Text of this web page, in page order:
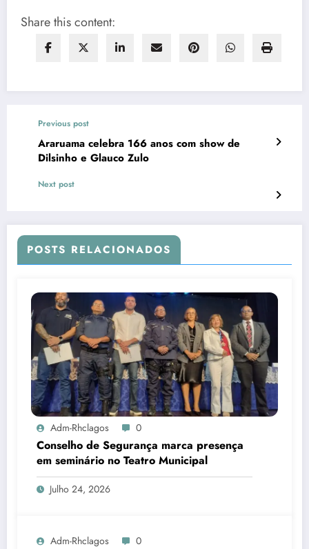
Share this content:
Previous post
Araruama celebra 166 anos com show de
Dilsinho e Glauco Zulo
Next post
POSTS RELACIONADOS
Adm-Rhclagos 0
Conselho de Segurança marca presença
em seminário no Teatro Municipal
Julho 24, 2026
Adm-Rhclagos 0